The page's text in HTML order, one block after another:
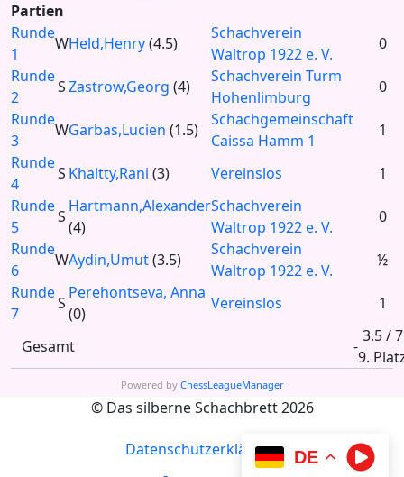
DE
Partien
Runde
1
WHeld,Henry(4.5)
Schachverein
Waltrop 1922 e. V.
0
Runde
2
SZastrow,Georg (4)
Schachverein Turm
Hohenlimburg
0
Runde
3
WGarbas,Lucien (1.5)
Schachgemeinschaft
Caissa Hamm 1
1
Runde
4
S Khaltty,Rani (3) Vereinslos
1
Runde
5
S
Hartmann,Alexander
(4)
Schachverein
Waltrop 1922 e. V.
0
Runde
6
WAydin,Umut(3.5)
Schachverein
Waltrop 1922 e. V.
½
Runde
7
S
Perehontseva, Anna
(0)
Vereinslos 1
Gesamt -
3.5 / 7
9.
Powered by ChessLeagueManager
© Das silberne Schachbrett 2026
Datenschutzerklärung